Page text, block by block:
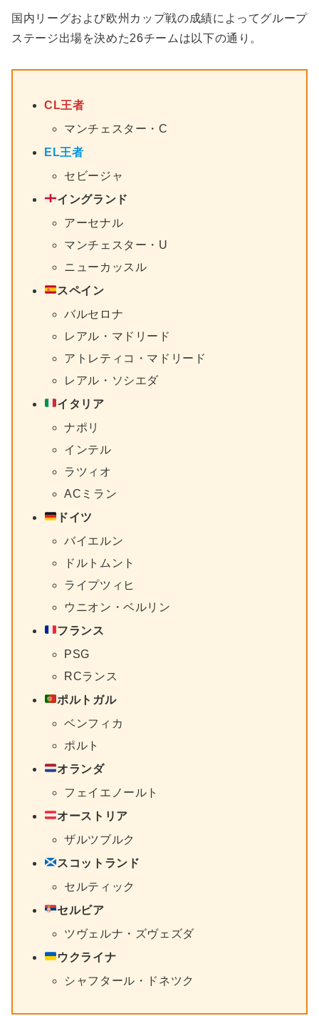
国内リーグおよび欧州カップ戦の成績によってグループ
ステージ出場を決めた26チームは以下の通り。
CL王者
マンチェスター・C
EL王者
セビージャ
イングランド
アーセナル
マンチェスター・U
ニューカッスル
スペイン
バルセロナ
レアル・マドリード
アトレティコ・マドリード
レアル・ソシエダ
イタリア
ナポリ
インテル
ラツィオ
ACミラン
ドイツ
バイエルン
ドルトムント
ライプツィヒ
ウニオン・ベルリン
フランス
PSG
RCランス
ポルトガル
ベンフィカ
ポルト
オランダ
フェイエノールト
オーストリア
ザルツブルク
スコットランド
セルティック
セルビア
ツヴェルナ・ズヴェズダ
ウクライナ
シャフタール・ドネツク